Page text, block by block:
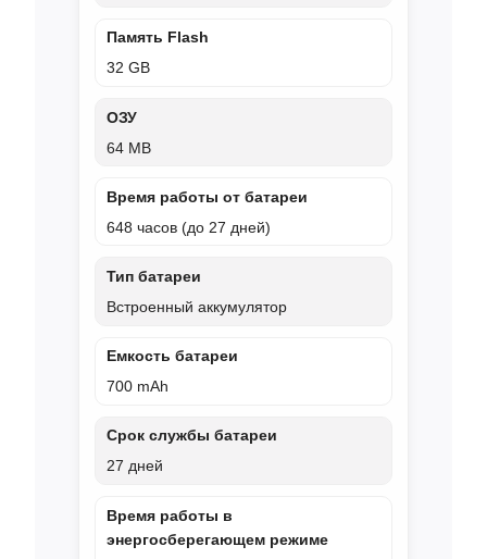
Память Flash
32 GB
ОЗУ
64 MB
Время работы от батареи
648 часов (до 27 дней)
Тип батареи
Встроенный аккумулятор
Емкость батареи
700 mAh
Срок службы батареи
27 дней
Время работы в
энергосберегающем режиме